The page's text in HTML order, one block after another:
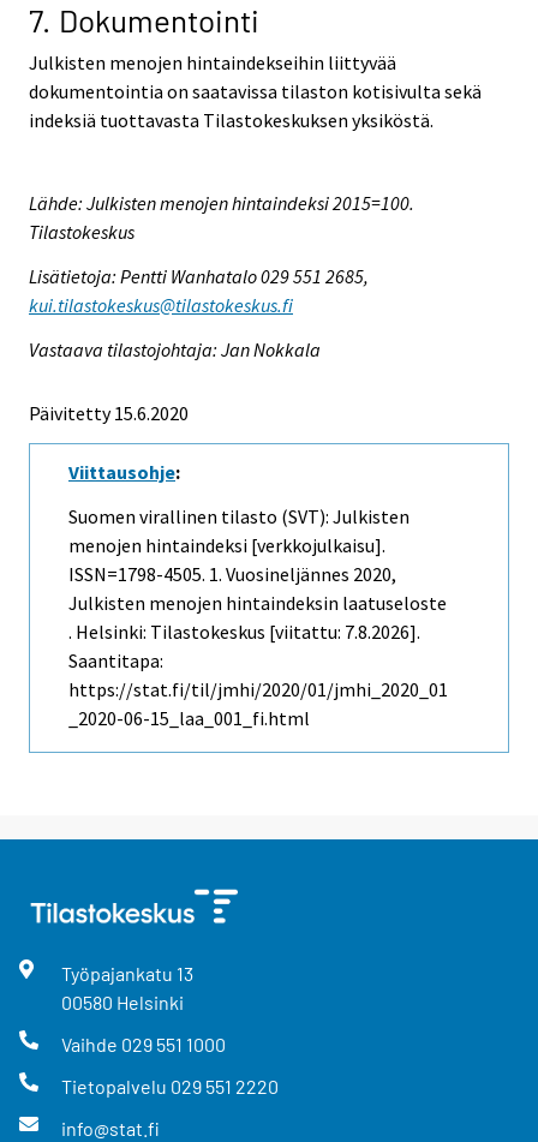
7. Dokumentointi
Julkisten menojen hintaindekseihin liittyvää
dokumentointia on saatavissa tilaston kotisivulta sekä
indeksiä tuottavasta Tilastokeskuksen yksiköstä.
Lähde: Julkisten menojen hintaindeksi 2015=100.
Tilastokeskus
Lisätietoja: Pentti Wanhatalo 029 551 2685,
kui.tilastokeskus@tilastokeskus.fi
Vastaava tilastojohtaja: Jan Nokkala
Päivitetty 15.6.2020
Viittausohje:
Suomen virallinen tilasto (SVT): Julkisten
menojen hintaindeksi [verkkojulkaisu].
ISSN=1798-4505. 1. Vuosineljännes 2020,
Julkisten menojen hintaindeksin laatuseloste
. Helsinki: Tilastokeskus [viitattu: 7.8.2026].
Saantitapa:
https://stat.fi/til/jmhi/2020/01/jmhi_2020_01
_2020-06-15_laa_001_fi.html
Työpajankatu 13
00580 Helsinki
Vaihde 029 551 1000
Tietopalvelu 029 551 2220
info@stat.fi